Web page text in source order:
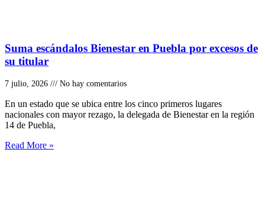
Suma escándalos Bienestar en Puebla por excesos de
su titular
7 julio, 2026 No hay comentarios
En un estado que se ubica entre los cinco primeros lugares
nacionales con mayor rezago, la delegada de Bienestar en la región
14 de Puebla,
Read More »